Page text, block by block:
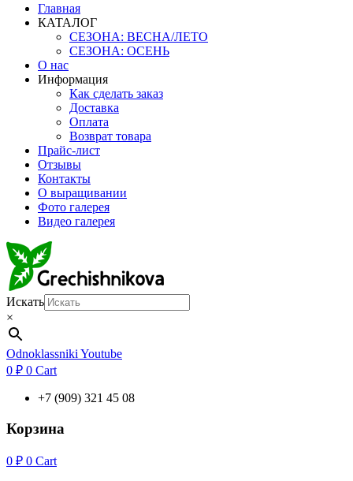
Главная
КАТАЛОГ
СЕЗОНА: ВЕСНА/ЛЕТО
СЕЗОНА: ОСЕНЬ
О нас
Информация
Как сделать заказ
Доставка
Оплата
Возврат товара
Прайс-лист
Отзывы
Контакты
О выращивании
Фото галерея
Видео галерея
Искать
×
Odnoklassniki Youtube
0 ₽ 0 Cart
+7 (909) 321 45 08
Корзина
0 ₽ 0 Cart